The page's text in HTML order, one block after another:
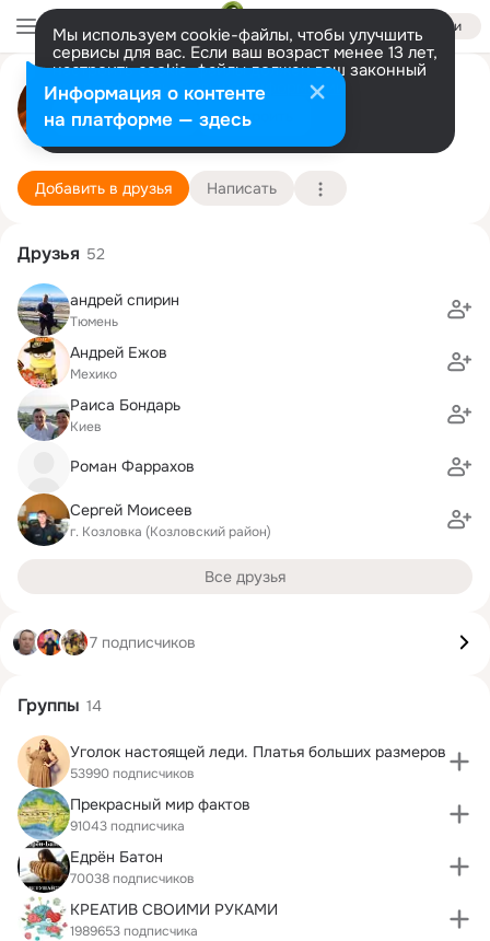
Войти
Мы используем cookie-файлы, чтобы улучшить
сервисы для вас. Если ваш возраст менее 13 лет,
настроить cookie-файлы должен ваш законный
представитель. Больше информации
Разрешить все Настроить
Владислав Фаррахов
Салават, Респ. Башкортостан
6 школа
Подробнее
Добавить в друзья Написать
Друзья 52
андрей спирин
Тюмень
Андрей Ежов
Мехико
Раиса Бондарь
Киев
Роман Фаррахов
Сергей Моисеев
г. Козловка (Козловский район)
Все друзья
7 подписчиков
Группы 14
Уголок настоящей леди. Платья больших размеров
53990 подписчиков
Прекрасный мир фактов
91043 подписчика
Едрён Батон
70038 подписчиков
КРЕАТИВ СВОИМИ РУКАМИ
1989653 подписчика
Информация о контенте
на платформе — здесь